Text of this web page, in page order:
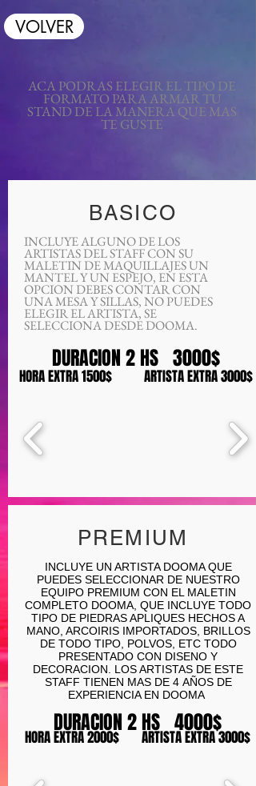
VOLVER
ACA PODRAS ELEGIR EL TIPO DE
FORMATO PARA ARMAR TU
STAND DE LA MANERA QUE MAS
TE GUSTE
BASICO
INCLUYE ALGUNO DE LOS
ARTISTAS DEL STAFF CON SU
MALETIN DE MAQUILLAJES UN
MANTEL Y UN ESPEJO, EN ESTA
OPCION DEBES CONTAR CON
UNA MESA Y SILLAS, NO PUEDES
ELEGIR EL ARTISTA, SE
SELECCIONA DESDE DOOMA.
DURACION 2 HS 3000$
HORA EXTRA 1500$ ARTISTA EXTRA 3000$
PREMIUM
INCLUYE UN ARTISTA DOOMA QUE
PUEDES SELECCIONAR DE NUESTRO
EQUIPO PREMIUM CON EL MALETIN
COMPLETO DOOMA, QUE INCLUYE TODO
TIPO DE PIEDRAS APLIQUES HECHOS A
MANO, ARCOIRIS IMPORTADOS, BRILLOS
DE TODO TIPO, POLVOS, ETC TODO
PRESENTADO CON DISENO Y
DECORACION. LOS ARTISTAS DE ESTE
STAFF TIENEN MAS DE 4 AÑOS DE
EXPERIENCIA EN DOOMA
DURACION 2 HS 4000$
HORA EXTRA 2000$ ARTISTA EXTRA 3000$